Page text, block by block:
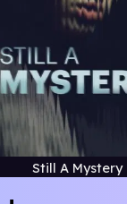
Still A Mystery